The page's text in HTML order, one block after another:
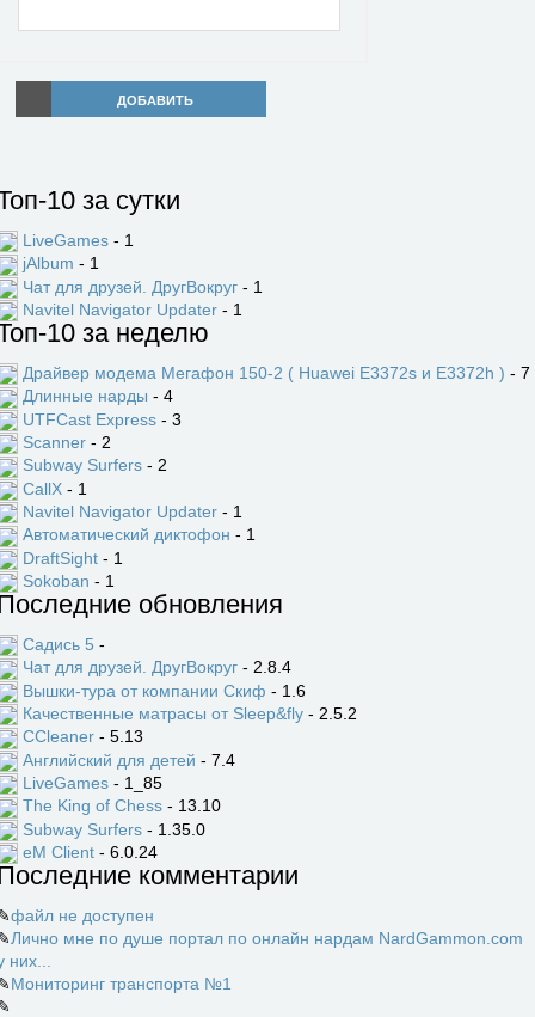
ДОБАВИТЬ
10 за сутки
LiveGames - 1
jAlbum - 1
Чат для друзей. ДругВокруг - 1
Navitel Navigator Updater - 1
10 за неделю
Драйвер модема Мегафон 150-2 ( Huawei E3372s и E3372h ) - 7
Длинные нарды - 4
UTFCast Express - 3
Scanner - 2
Subway Surfers - 2
CallX - 1
Navitel Navigator Updater - 1
Автоматический диктофон - 1
DraftSight - 1
Sokoban - 1
обновления
Садись 5 -
Чат для друзей. ДругВокруг - 2.8.4
Вышки-тура от компании Скиф - 1.6
Качественные матрасы от Sleep&fly - 2.5.2
CCleaner - 5.13
Английский для детей - 7.4
LiveGames - 1_85
The King of Chess - 13.10
Subway Surfers - 1.35.0
eM Client - 6.0.24
комментарии
файл не доступен
Лично мне по душе портал по онлайн нардам NardGammon.com
них...
Мониторинг транспорта №1